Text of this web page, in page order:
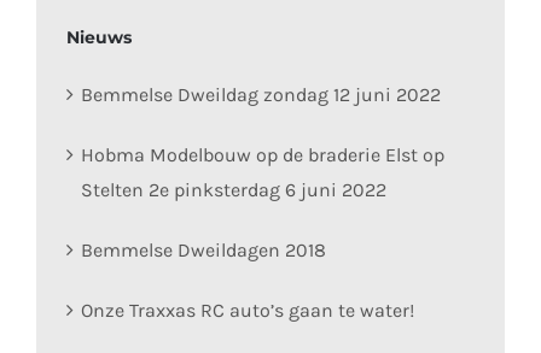
Nieuws
Bemmelse Dweildag zondag 12 juni 2022
Hobma Modelbouw op de braderie Elst op
Stelten 2e pinksterdag 6 juni 2022
Bemmelse Dweildagen 2018
Onze Traxxas RC auto’s gaan te water!